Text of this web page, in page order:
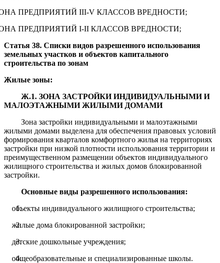
ПРЕДПРИЯТИЙ III-V КЛАССОВ ВРЕДНОСТИ;
ПРЕДПРИЯТИЙ I-II КЛАССОВ ВРЕДНОСТИ;
Статья 38. Списки видов разрешенного использования
земельных участков и объектов капитального
строительства по зонам
Жилые зоны:
Ж.1. ЗОНА ЗАСТРОЙКИ ИНДИВИДУАЛЬНЫМИ И
МАЛОЭТАЖНЫМИ ЖИЛЫМИ ДОМАМИ
Зона застройки индивидуальными и малоэтажными
жилыми домами выделена для обеспечения правовых условий
формирования кварталов комфортного жилья на территориях
застройки при низкой плотности использования территории и
преимущественном размещении объектов индивидуального
жилищного строительства и жилых домов блокированной
застройки.
Основные виды разрешенного использования:
объекты индивидуального жилищного строительства;
жилые дома блокированной застройки;
детские дошкольные учреждения;
общеобразовательные и специализированные школы.